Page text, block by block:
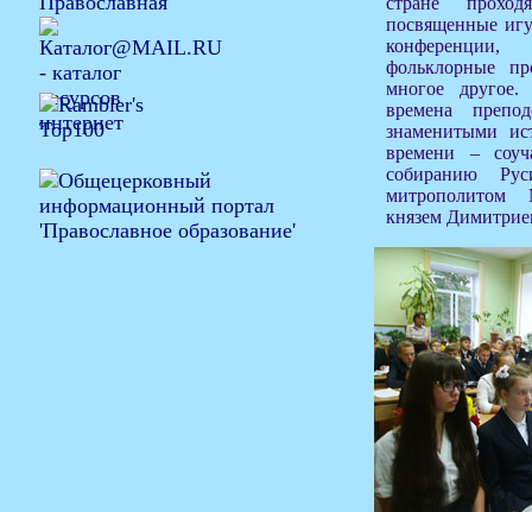
посвященные
фольклорные
многое
времена
знаменитыми
времени –
собиранию
митрополитом
князем